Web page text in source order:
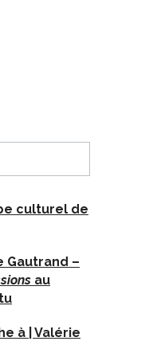
culturel de
Gautrand –
au
à | Valérie